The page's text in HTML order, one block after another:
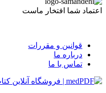
اعتماد شما افتخار ماست
قوانین و مقررات
درباره ما
تماس با ما